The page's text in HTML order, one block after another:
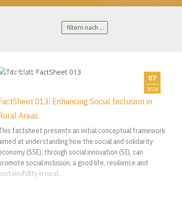
filtern nach ...
07
2024
013: Enhancing Social Inclusion in
Areas
factsheet presents an initial conceptual framework
at understanding how the social and solidarity
(SSE), through social innovation (SI), can
social inclusion, a good life, resilience and
in rural...